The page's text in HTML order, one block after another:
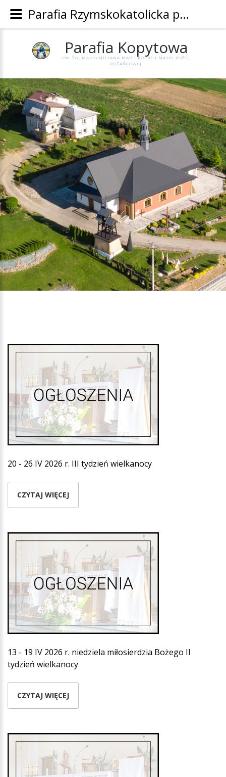
Parafia Kopytowa
PW. ŚW. MAKSYMILIANA MARII KOLBE I MATKI BOŻEJ
RÓŻAŃCOWEJ
20 - 26 IV 2026 r. III tydzień wielkanocy
CZYTAJ WIĘCEJ
13 - 19 IV 2026 r. niedziela miłosierdzia Bożego II
tydzień wielkanocy
CZYTAJ WIĘCEJ
Parafia Rzymskokatolicka pw. Św. Maksymiliana Marii Kolbe i Matki Bożej Różańcowej w Kopytowej - Parafia Kopytowa